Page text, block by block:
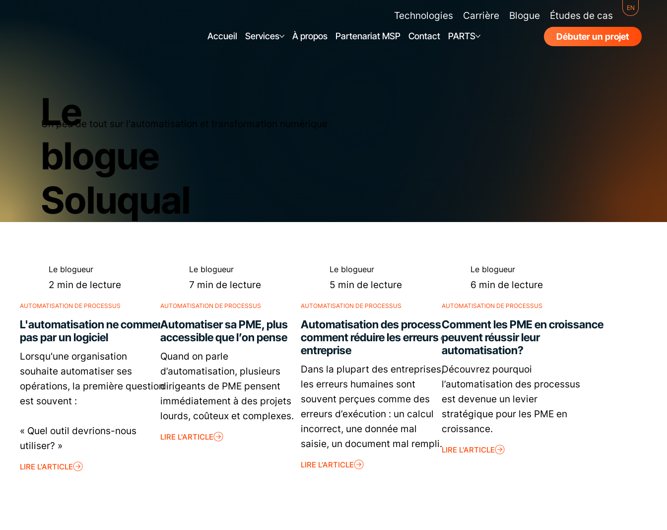
Le
blogue
Soluqual
Un peu de tout sur l'automatisation et transformation numérique
Le blogueur
2 min de lecture
AUTOMATISATION DE PROCESSUS
L'automatisation ne commence
pas par un logiciel
Lorsqu'une organisation
souhaite automatiser ses
opérations, la première question
est souvent :
« Quel outil devrions-nous
utiliser? »
LIRE L'ARTICLE
Le blogueur
7 min de lecture
AUTOMATISATION DE PROCESSUS
Automatiser sa PME, plus
accessible que l’on pense
Quand on parle
d’automatisation, plusieurs
dirigeants de PME pensent
immédiatement à des projets
lourds, coûteux et complexes.
LIRE L'ARTICLE
Le blogueur
5 min de lecture
AUTOMATISATION DE PROCESSUS
Automatisation des processus,
comment réduire les erreurs en
entreprise
Dans la plupart des entreprises,
les erreurs humaines sont
souvent perçues comme des
erreurs d’exécution : un calcul
incorrect, une donnée mal
saisie, un document mal rempli.
LIRE L'ARTICLE
Le blogueur
6 min de lecture
AUTOMATISATION DE PROCESSUS
Comment les PME en croissance
peuvent réussir leur
automatisation?
Découvrez pourquoi
l’automatisation des processus
est devenue un levier
stratégique pour les PME en
croissance.
LIRE L'ARTICLE
Accueil Services À propos Partenariat MSP Contact PARTS Débuter un projet
Technologies Carrière Blogue Études de cas
EN